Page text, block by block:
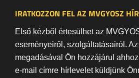
IRATKOZZON FEL AZ MVGYOSZ
Első kézből értesülhet az
eseményeiről, szolgáltatásairól.
megadásával Ön hozzájárul
e-mail címre hírlevelet küldjünk